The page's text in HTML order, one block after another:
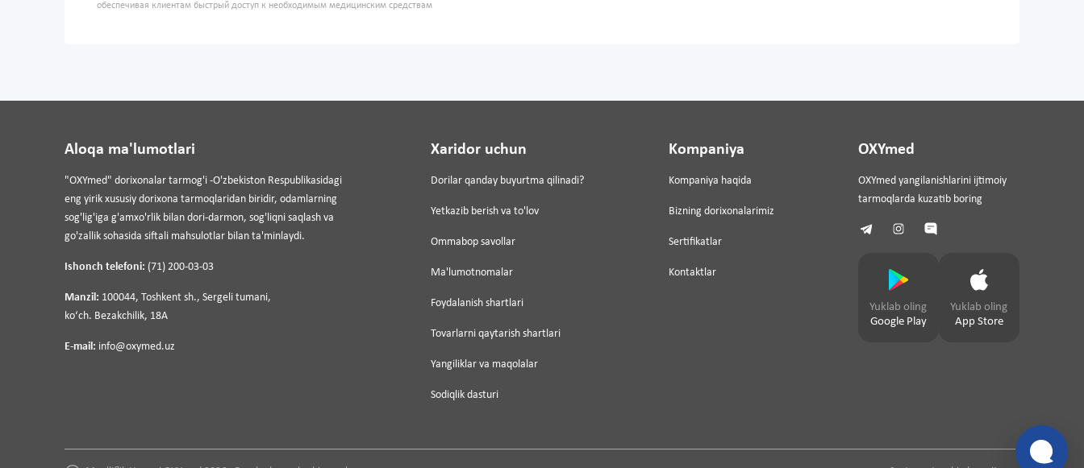
обеспечивая клиентам быстрый доступ к необходимым медицинским средствам
Aloqa ma'lumotlari
"OXYmed" dorixonalar tarmog'i -O'zbekiston Respublikasidagi
eng yirik xususiy dorixona tarmoqlaridan biridir, odamlarning
sog'lig'iga g'amxo'rlik bilan dori-darmon, sog'liqni saqlash va
go'zallik sohasida siftali mahsulotlar bilan ta'minlaydi.
Ishonch telefoni: (71) 200-03-03
Manzil: 100044, Toshkent sh., Sergeli tumani,
koʻch. Bezakchilik, 18A
E-mail: info@oxymed.uz
Xaridor uchun
Dorilar qanday buyurtma qilinadi?
Yetkazib berish va to'lov
Ommabop savollar
Ma'lumotnomalar
Foydalanish shartlari
Tovarlarni qaytarish shartlari
Yangiliklar va maqolalar
Sodiqlik dasturi
Kompaniya
Kompaniya haqida
Bizning dorixonalarimiz
Sertifikatlar
Kontaktlar
OXYmed
OXYmed yangilanishlarini ijtimoiy
tarmoqlarda kuzatib boring
Yuklab oling
Google Play
Yuklab oling
App Store